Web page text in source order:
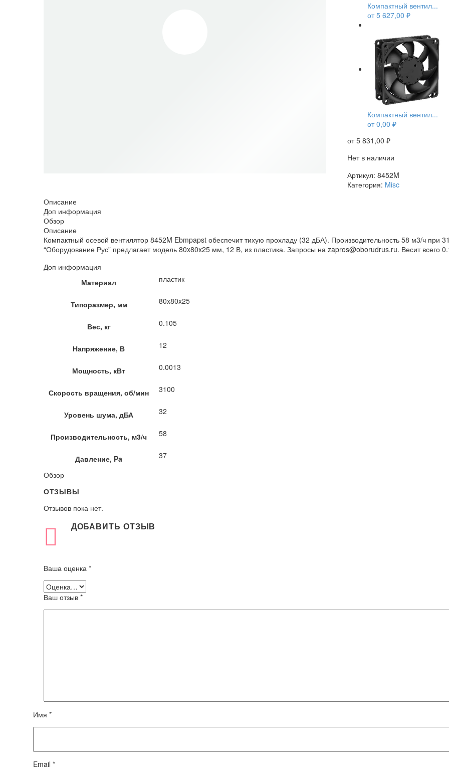
Компактный вентил...
от5 627,00 ₽
Компактный вентил...
от0,00 ₽
от5 831,00 ₽
Нет в наличии
Артикул: 8452M
Категория: Misc
Описание
Доп информация
Обзор
Описание
Компактный осевой вентилятор 8452M Ebmpapst обеспечит тихую прохладу (32 дБА). Производительность 58 м3/ч
“Оборудование Рус” предлагает модель 80x80x25 мм, 12 В, из пластика. Запросы на zapros@oborudrus.ru. Весит всего
Доп информация
Материал
пластик
Типоразмер, мм 80x80x25
Вес, кг 0.105
Напряжение, В 12
Мощность, кВт 0.0013
Скорость вращения, об/мин 3100
Уровень шума, дБА 32
Производительность, м3/ч 58
Давление, Pa
37
Обзор
ОТЗЫВЫ
Отзывов пока нет.
ДОБАВИТЬ ОТЗЫВ
Ваша оценка *
Ваш отзыв *
Имя *
Email *